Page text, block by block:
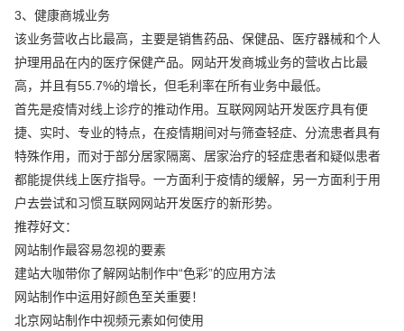
3、健康商城业务
该业务营收占比最高，主要是销售药品、保健品、医疗器械和个人
护理用品在内的医疗保健产品。网站开发商城业务的营收占比最
高，并且有55.7%的增长，但毛利率在所有业务中最低。
首先是疫情对线上诊疗的推动作用。互联网网站开发医疗具有便
捷、实时、专业的特点，在疫情期间对与筛查轻症、分流患者具有
特殊作用，而对于部分居家隔离、居家治疗的轻症患者和疑似患者
都能提供线上医疗指导。一方面利于疫情的缓解，另一方面利于用
户去尝试和习惯互联网网站开发医疗的新形势。
推荐好文：
网站制作最容易忽视的要素
建站大咖带你了解网站制作中“色彩”的应用方法
网站制作中运用好颜色至关重要！
北京网站制作中视频元素如何使用